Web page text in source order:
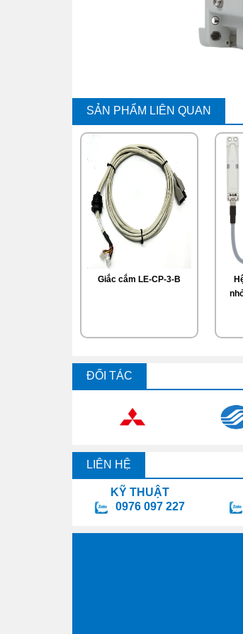
SẢN PHẨM LIÊN QUAN
Giắc cắm LE-CP-3-B
ĐỐI TÁC
LIÊN HỆ
KỸ THUẬT
0976 097 227